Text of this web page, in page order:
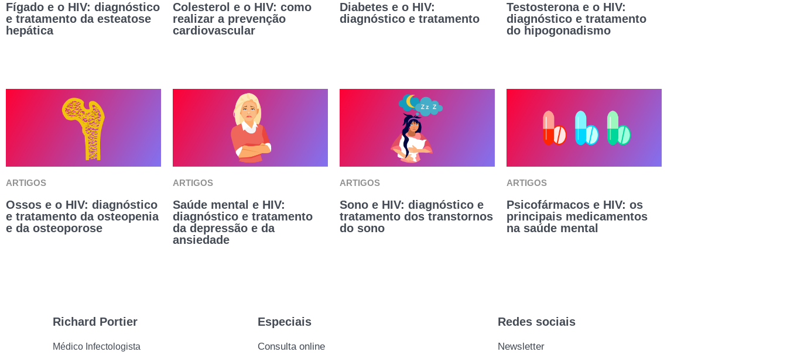
Fígado e o HIV: diagnóstico
e tratamento da esteatose
hepática
Colesterol e o HIV: como
realizar a prevenção
cardiovascular
Diabetes e o HIV:
diagnóstico e tratamento
Testosterona e o HIV:
diagnóstico e tratamento
do hipogonadismo
ARTIGOS
Ossos e o HIV: diagnóstico
e tratamento da osteopenia
e da osteoporose
ARTIGOS
Saúde mental e HIV:
diagnóstico e tratamento
da depressão e da
ansiedade
ARTIGOS
Sono e HIV: diagnóstico e
tratamento dos transtornos
do sono
ARTIGOS
Psicofármacos e HIV: os
principais medicamentos
na saúde mental
Richard Portier
Médico Infectologista
Especiais
Consulta online
Redes sociais
Newsletter